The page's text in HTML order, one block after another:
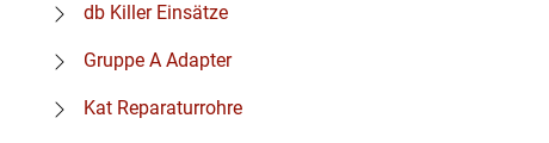
db Killer Einsätze
Gruppe A Adapter
Kat Reparaturrohre